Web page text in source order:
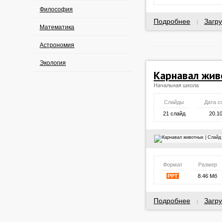
Философия
Математика
Астрономия
Экология
Подробнее
Карнавал
Начальная школа
Слайды
Дата
21 слайд
Формат
Размер
PPT
8.46 Мб
Подробнее